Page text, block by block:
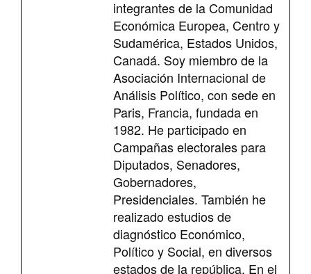
integrantes de la Comunidad
Económica Europea, Centro y
Sudamérica, Estados Unidos,
Canadá. Soy miembro de la
Asociación Internacional de
Análisis Político, con sede en
Paris, Francia, fundada en
1982. He participado en
Campañas electorales para
Diputados, Senadores,
Gobernadores,
Presidenciales. También he
realizado estudios de
diagnóstico Económico,
Político y Social, en diversos
estados de la república. En el